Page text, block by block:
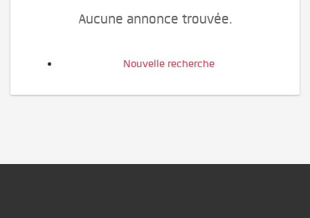
Aucune annonce trouvée.
Nouvelle recherche